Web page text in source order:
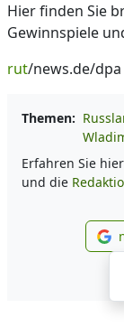
Hier finden Sie
Gewinnspiele
rut/news.de/dpa
Themen:
Erfahren Sie
und die